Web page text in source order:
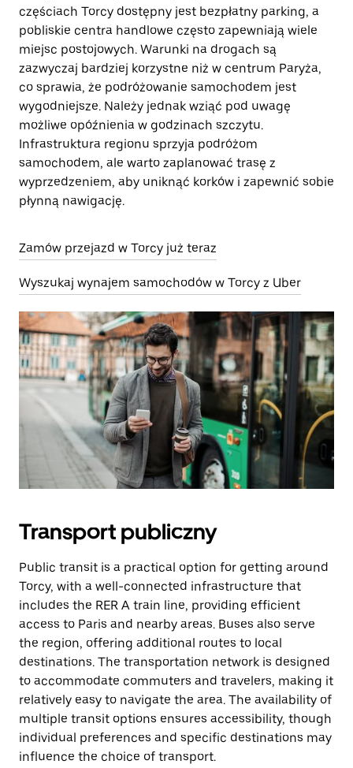
częściach Torcy dostępny jest bezpłatny parking, a
pobliskie centra handlowe często zapewniają wiele
miejsc postojowych. Warunki na drogach są
zazwyczaj bardziej korzystne niż w centrum Paryża,
co sprawia, że podróżowanie samochodem jest
wygodniejsze. Należy jednak wziąć pod uwagę
możliwe opóźnienia w godzinach szczytu.
Infrastruktura regionu sprzyja podróżom
samochodem, ale warto zaplanować trasę z
wyprzedzeniem, aby uniknąć korków i zapewnić sobie
płynną nawigację.
Zamów przejazd w Torcy już teraz
Wyszukaj wynajem samochodów w Torcy z Uber
Transport publiczny
Public transit is a practical option for getting around
Torcy, with a well-connected infrastructure that
includes the RER A train line, providing efficient
access to Paris and nearby areas. Buses also serve
the region, offering additional routes to local
destinations. The transportation network is designed
to accommodate commuters and travelers, making it
relatively easy to navigate the area. The availability of
multiple transit options ensures accessibility, though
individual preferences and specific destinations may
influence the choice of transport.